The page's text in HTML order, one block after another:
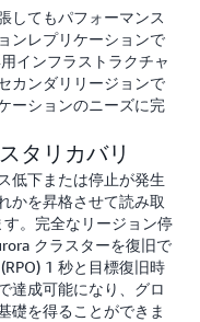
してもパフォーマンス
ンレプリケーションで
インフラストラクチャ
カンダリリージョンで
ーションのニーズに完
タリカバリ
低下または停止が発生
かを昇格させて読み取
。完全なリージョン停
クラスターを復旧で
1 秒と目標復旧時
達成可能になり、グロ
礎を得ることができま